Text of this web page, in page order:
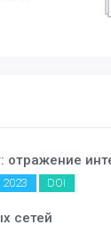
2023 DOI
сетей